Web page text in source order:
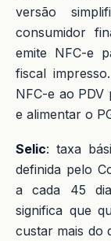
versão
consumidor
emite NFC-e
fiscal
NFC-e ao PDV
e alimentar o
Selic: taxa
definida pelo
a cada 45
significa que
custar mais do